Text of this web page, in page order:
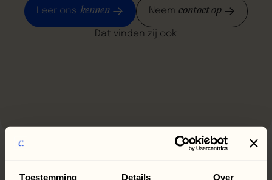
Toestemming Details Over
Leer ons kennen Neem contact op
Dat vinden zij ook